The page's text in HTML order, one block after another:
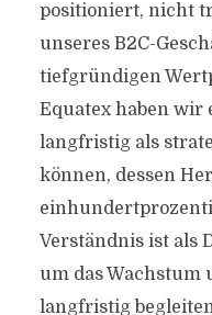
positioniert, nicht
unseres B2C-
tiefgründigen
Equatex haben
langfristig als
können, dessen
Verständnis ist als
um das Wachstum
langfristig